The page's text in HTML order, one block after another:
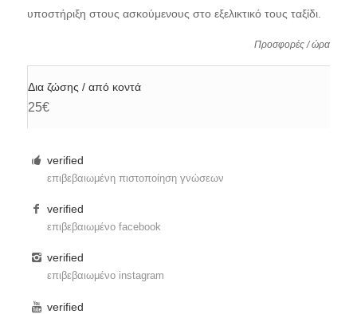
υποστήριξη στους ασκούμενους στο εξελικτικό τους ταξίδι.
Προσφορές / ώρα
Δια ζώσης / από κοντά
25€
verified
επιβεβαιωμένη πιστοποίηση γνώσεων
verified
επιβεβαιωμένο facebook
verified
επιβεβαιωμένο instagram
verified